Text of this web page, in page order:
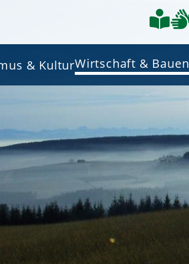
& KulturWirtschaft & Bauen